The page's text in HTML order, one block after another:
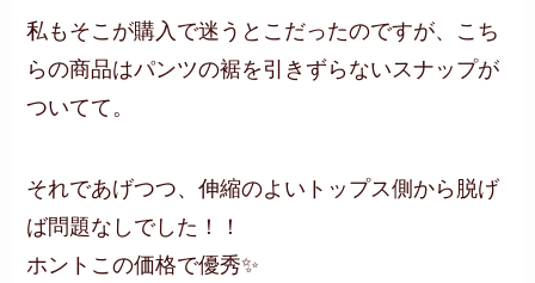
私もそこが購入で迷うとこだったのですが、こち
らの商品はパンツの裾を引きずらないスナップが
ついてて。
それであげつつ、伸縮のよいトップス側から脱げ
ば問題なしでした！！
ホントこの価格で優秀✨